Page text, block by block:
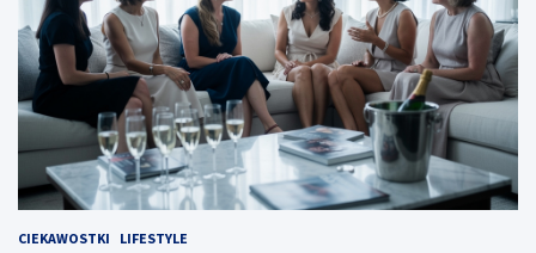
CIEKAWOSTKI LIFESTYLE